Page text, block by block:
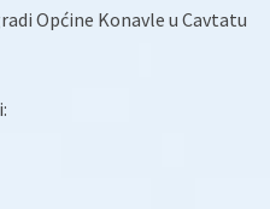
Općine Konavle u Cavtatu